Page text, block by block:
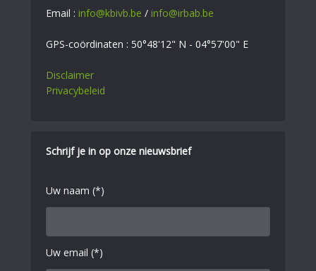
Email : info@kbivb.be / info@irbab.be
GPS-coördinaten : 50°48'12" N - 04°57'00" E
Disclaimer
Privacybeleid
Schrijf je in op onze nieuwsbrief
Uw naam (*)
Uw email (*)